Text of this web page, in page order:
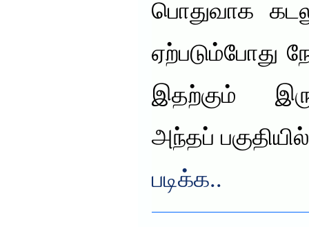
பொதுவாக
ஏற்படும்போது
இதற்கும்
அந்தப்
படிக்க..